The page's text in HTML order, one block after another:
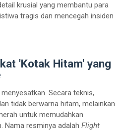
krusial yang membantu para
tragis dan mencegah insiden
'Kotak Hitam' yang
Secara teknis,
tidak berwarna hitam, melainkan
untuk memudahkan
Nama resminya adalah Flight